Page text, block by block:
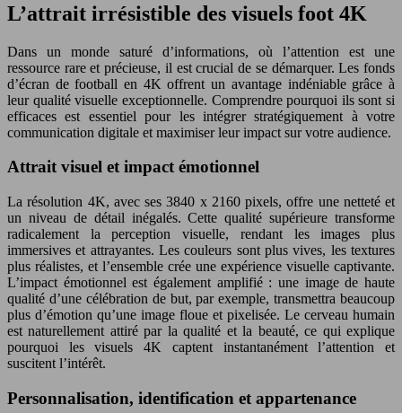
L’attrait irrésistible des visuels foot 4K
Dans un monde saturé d’informations, où l’attention est une
ressource rare et précieuse, il est crucial de se démarquer. Les fonds
d’écran de football en 4K offrent un avantage indéniable grâce à
leur qualité visuelle exceptionnelle. Comprendre pourquoi ils sont si
efficaces est essentiel pour les intégrer stratégiquement à votre
communication digitale et maximiser leur impact sur votre audience.
Attrait visuel et impact émotionnel
La résolution 4K, avec ses 3840 x 2160 pixels, offre une netteté et
un niveau de détail inégalés. Cette qualité supérieure transforme
radicalement la perception visuelle, rendant les images plus
immersives et attrayantes. Les couleurs sont plus vives, les textures
plus réalistes, et l’ensemble crée une expérience visuelle captivante.
L’impact émotionnel est également amplifié : une image de haute
qualité d’une célébration de but, par exemple, transmettra beaucoup
plus d’émotion qu’une image floue et pixelisée. Le cerveau humain
est naturellement attiré par la qualité et la beauté, ce qui explique
pourquoi les visuels 4K captent instantanément l’attention et
suscitent l’intérêt.
Personnalisation, identification et appartenance